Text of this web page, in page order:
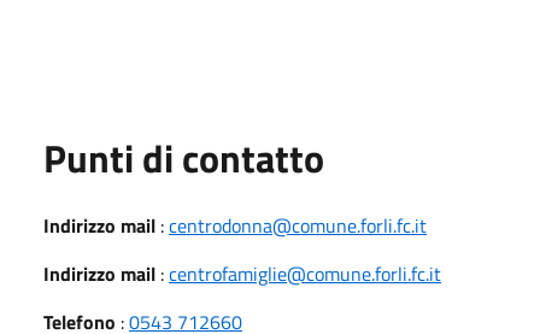
Punti di contatto
Indirizzo mail :centrodonna@comune.forli.fc.it
Indirizzo mail :centrofamiglie@comune.forli.fc.it
Telefono :0543 712660